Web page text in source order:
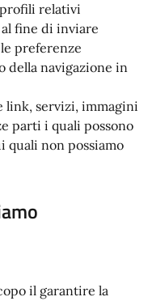
relativi
fine di inviare
preferenze
della navigazione in
link, servizi, immagini
parti i quali possono
quali non possiamo
il garantire la